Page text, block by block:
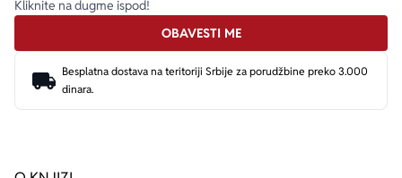
Kliknite na dugme ispod!
OBAVESTI ME
Besplatna dostava na teritoriji Srbije za porudžbine preko 3.000
dinara.